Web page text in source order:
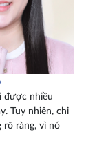
được nhiều
Tuy nhiên, chi
rõ ràng, vì nó